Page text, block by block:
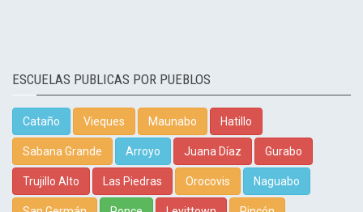
ESCUELAS PUBLICAS POR PUEBLOS
Cataño Vieques Maunabo Hatillo
Sabana Grande Arroyo Juana Díaz Gurabo
Trujillo Alto Las Piedras Orocovis Naguabo